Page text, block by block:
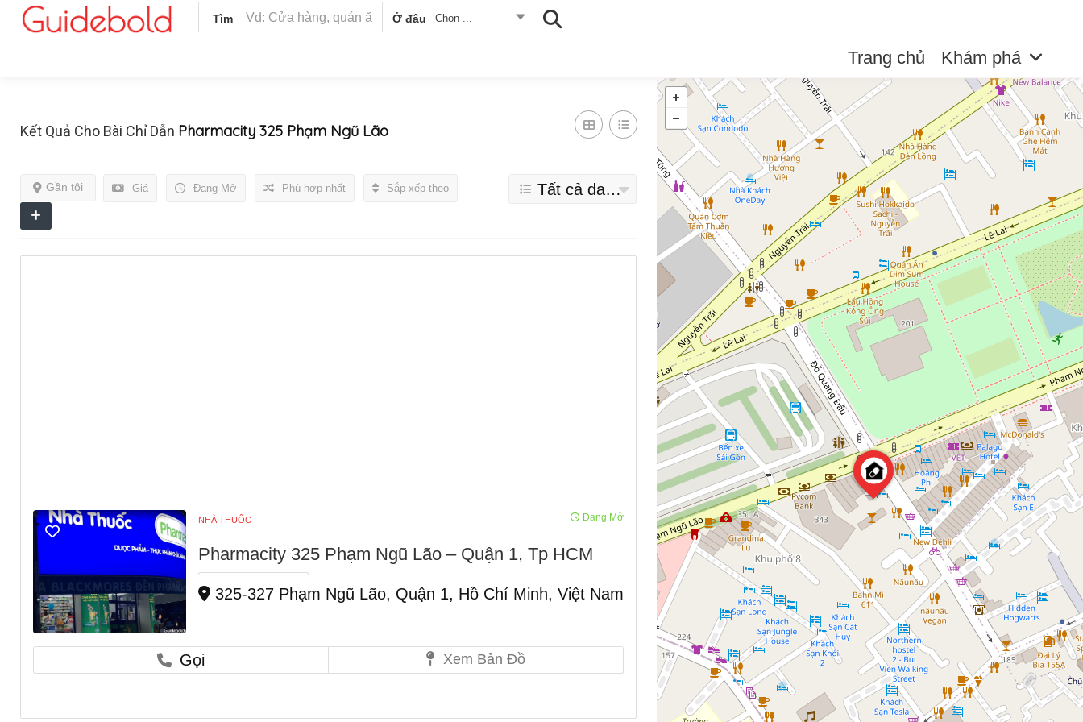
Tìm Ở đâu Chọn ...
Trang chủ Khám phá
Kết Quả Cho Bài Chỉ Dẫn Pharmacity 325 Phạm Ngũ Lão
Giá Đang Mở
Gần tôi Phù hợp nhất Sắp xếp theo Tất cả danh mục
NHÀ THUỐC Đang Mở
Pharmacity 325 Phạm Ngũ Lão – Quận 1, Tp HCM
325-327 Phạm Ngũ Lão, Quận 1, Hồ Chí Minh, Việt Nam
Gọi Xem Bản Đồ